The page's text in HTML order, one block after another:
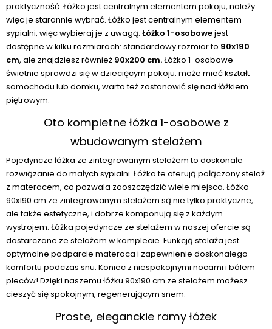
praktyczność. Łóżko jest centralnym elementem pokoju, należy
więc je starannie wybrać. Łóżko jest centralnym elementem
sypialni, więc wybieraj je z uwagą. Łóżko 1-osobowejest
dostępne w kilku rozmiarach: standardowy rozmiar to 90x190
cm, ale znajdziesz również 90x200 cm.Łóżko 1-osobowe
świetnie sprawdzi się w dziecięcym pokoju: może mieć kształt
samochodu lub domku, warto też zastanowić się nad łóżkiem
piętrowym.
Oto kompletne łóżka 1-osobowe z
wbudowanym stelażem
Pojedyncze łóżka ze zintegrowanym stelażem to doskonałe
rozwiązanie do małych sypialni. Łóżka te oferują połączony stelaż
z materacem, co pozwala zaoszczędzić wiele miejsca. Łóżka
90x190 cm ze zintegrowanym stelażem są nie tylko praktyczne,
ale także estetyczne, i dobrze komponują się z każdym
wystrojem. Łóżka pojedyncze ze stelażem w naszej ofercie są
dostarczane ze stelażem w komplecie. Funkcją stelaża jest
optymalne podparcie materaca i zapewnienie doskonałego
komfortu podczas snu. Koniec z niespokojnymi nocami i bólem
pleców! Dzięki naszemu łóżku 90x190 cm ze stelażem możesz
cieszyć się spokojnym, regenerującym snem.
Proste, eleganckie ramy łóżek